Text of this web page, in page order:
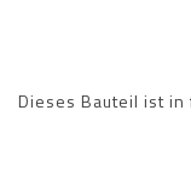
Dieses Bauteil ist